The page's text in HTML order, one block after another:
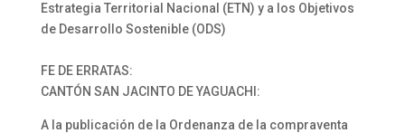
Estrategia Territorial Nacional (ETN) y a los Objetivos
de Desarrollo Sostenible (ODS)
FE DE ERRATAS:
CANTÓN SAN JACINTO DE YAGUACHI:
A la publicación de la Ordenanza de la compraventa